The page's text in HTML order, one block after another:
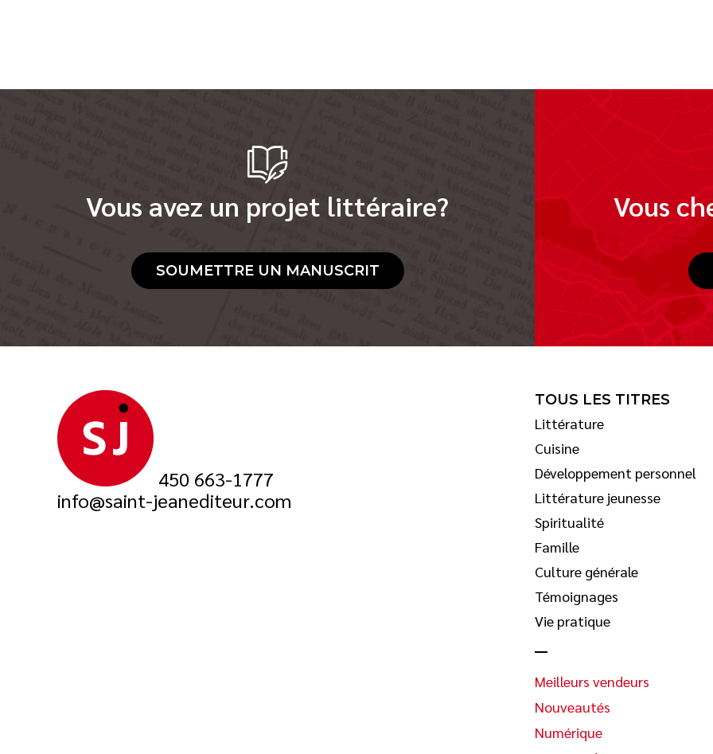
Vous avez un projet littéraire?
SOUMETTRE UN MANUSCRIT
Vous
450 663-1777
info@saint-jeanediteur.com
TOUS LES TITRES
Littérature
Cuisine
Développement personnel
Littérature jeunesse
Spiritualité
Famille
Culture générale
Témoignages
Vie pratique
Meilleurs vendeurs
Nouveautés
Numérique